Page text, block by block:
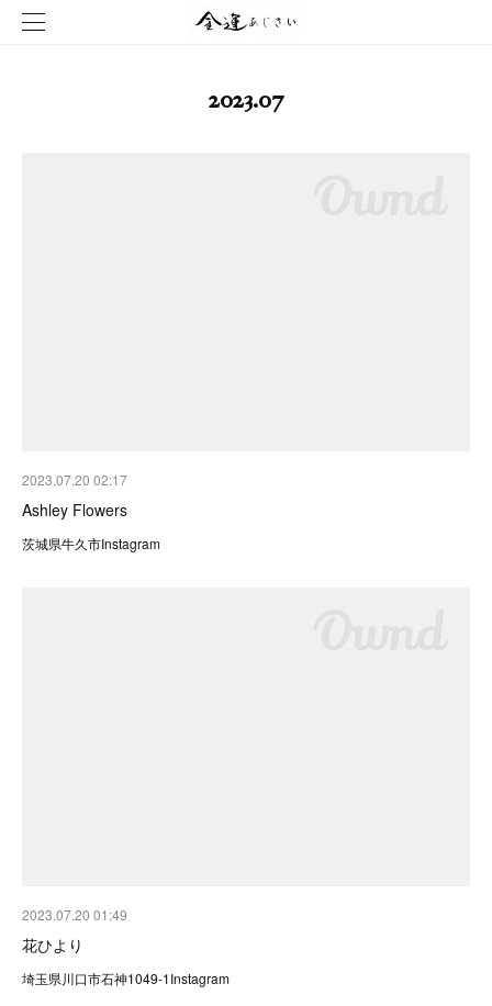
2023.07
2023.07.20 02:17
Ashley Flowers
茨城県牛久市Instagram
2023.07.20 01:49
花ひより
埼玉県川口市石神1049-1Instagram